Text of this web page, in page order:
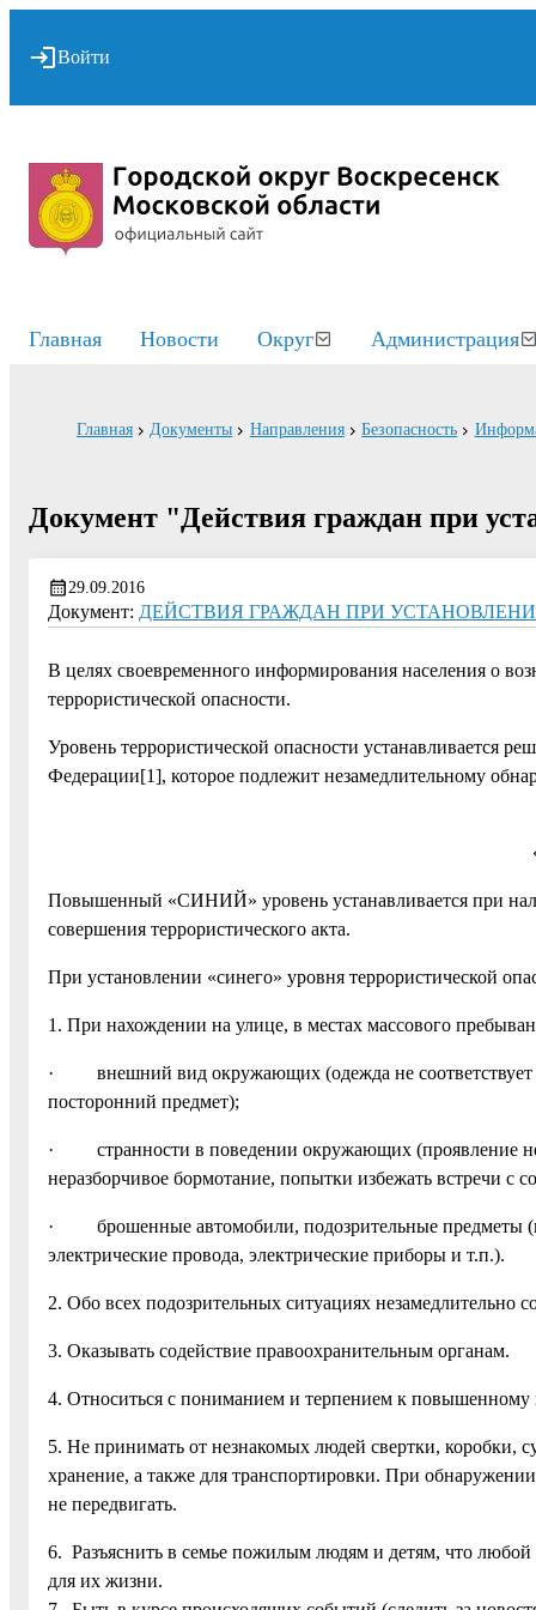
Войти
Главная Новости Округ Администрация
Главная Документы Направления Безопасность
Документ "Действия граждан при
29.09.2016
Документ: ДЕЙСТВИЯ ГРАЖДАН ПРИ
В целях своевременного информирования населения о
террористической опасности.
Уровень террористической опасности устанавливается
Федерации[1], которое подлежит незамедлительному
Повышенный «СИНИЙ» уровень устанавливается при
совершения террористического акта.
При установлении «синего» уровня террористической
1. При нахождении на улице, в местах массового
· внешний вид окружающих (одежда не соответствует
посторонний предмет);
· странности в поведении окружающих (проявление
неразборчивое бормотание, попытки избежать встречи с
· брошенные автомобили, подозрительные предметы
электрические провода, электрические приборы и т.п.).
2. Обо всех подозрительных ситуациях незамедлительно
3. Оказывать содействие правоохранительным органам.
4. Относиться с пониманием и терпением к
5. Не принимать от незнакомых людей свертки, коробки,
хранение, а также для транспортировки. При
не передвигать.
6. Разъяснить в семье пожилым людям и детям, что любой
для их жизни.